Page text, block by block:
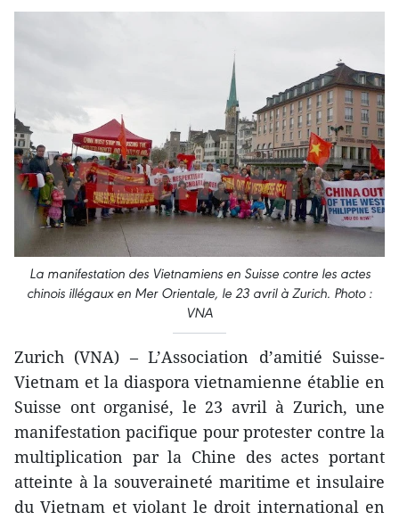
La manifestation des Vietnamiens en Suisse contre les actes
chinois illégaux en Mer Orientale, le 23 avril à Zurich. Photo :
VNA
Zurich (VNA) – L’Association d’amitié Suisse-
Vietnam et la diaspora vietnamienne établie en
Suisse ont organisé, le 23 avril à Zurich, une
manifestation pacifique pour protester contre la
multiplication par la Chine des actes portant
atteinte à la souveraineté maritime et insulaire
du Vietnam et violant le droit international en